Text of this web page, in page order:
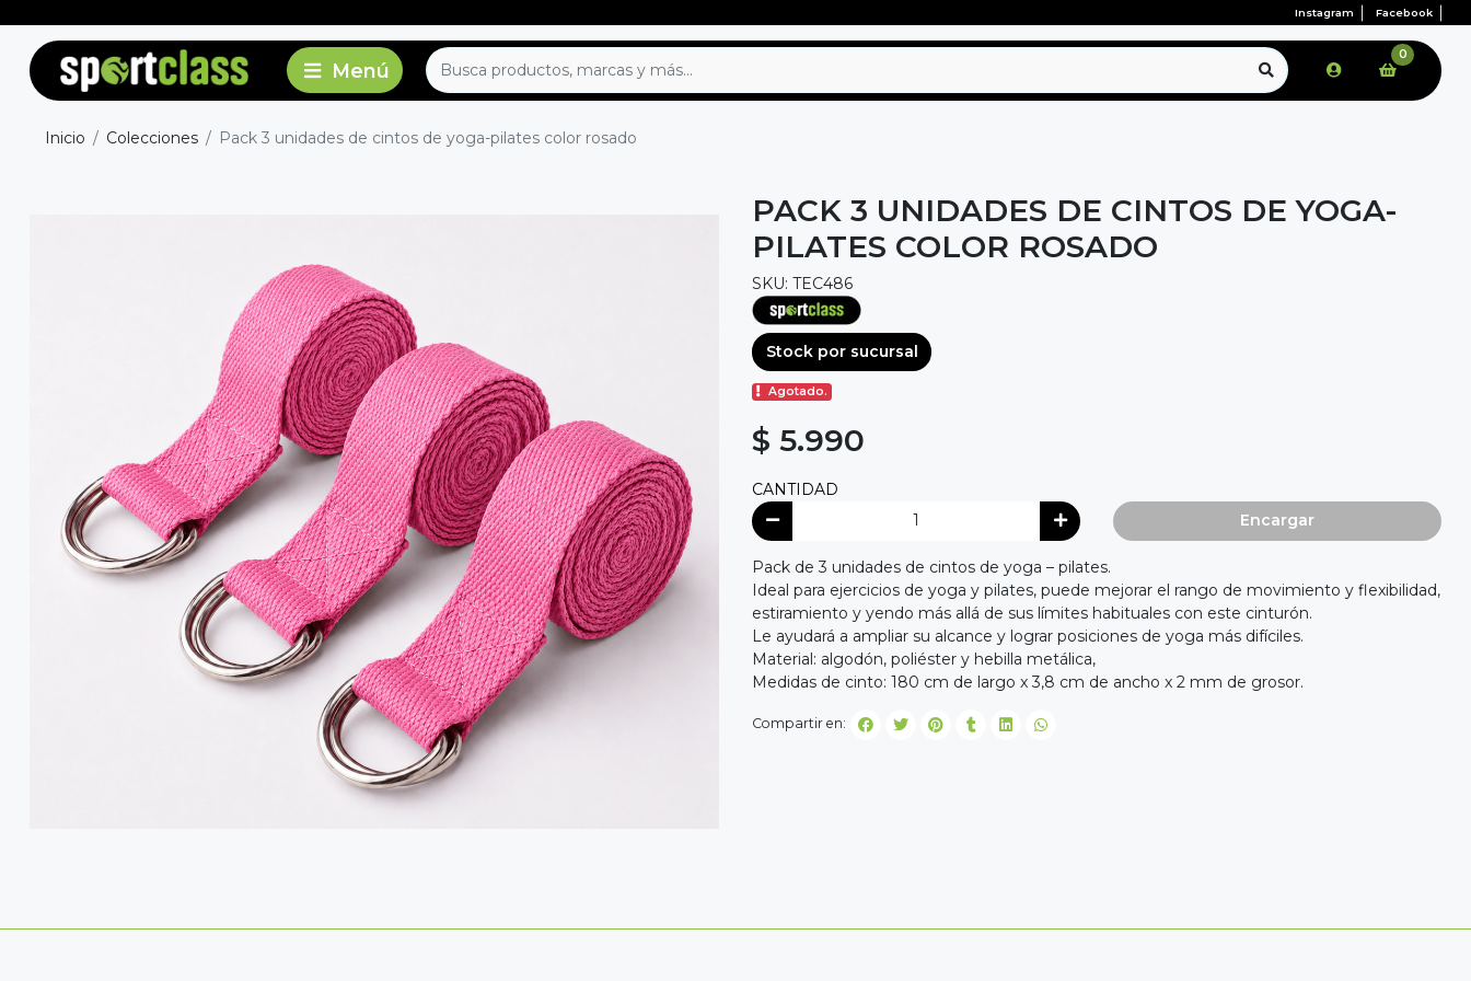
Instagram Facebook
0
Inicio Colecciones Pack 3 unidades de cintos de yoga-pilates color rosado
PACK 3 UNIDADES DE CINTOS DE YOGA-
PILATES COLOR ROSADO
SKU: TEC486
Stock por sucursal
Agotado.
$ 5.990
CANTIDAD
Encargar
Pack de 3 unidades de cintos de yoga – pilates.
Ideal para ejercicios de yoga y pilates, puede mejorar el rango de movimiento y flexibilidad,
estiramiento y yendo más allá de sus límites habituales con este cinturón.
Le ayudará a ampliar su alcance y lograr posiciones de yoga más difíciles.
Material: algodón, poliéster y hebilla metálica,
Medidas de cinto: 180 cm de largo x 3,8 cm de ancho x 2 mm de grosor.
Compartir en: